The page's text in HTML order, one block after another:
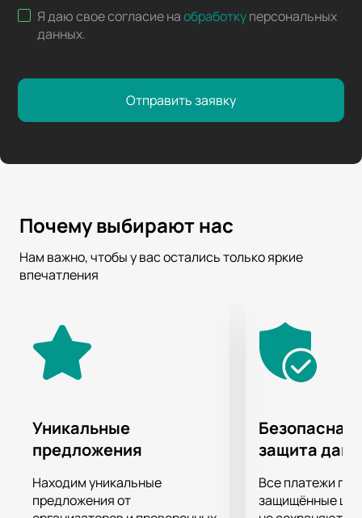
Я даю свое согласие наобработкуперсональных
данных.
Отправить заявку
Почему выбирают нас
Нам важно, чтобы у вас остались только яркие
впечатления
Уникальные
предложения
Находим уникальные
предложения от
Безопасная
защита
Все платежи
защищённые